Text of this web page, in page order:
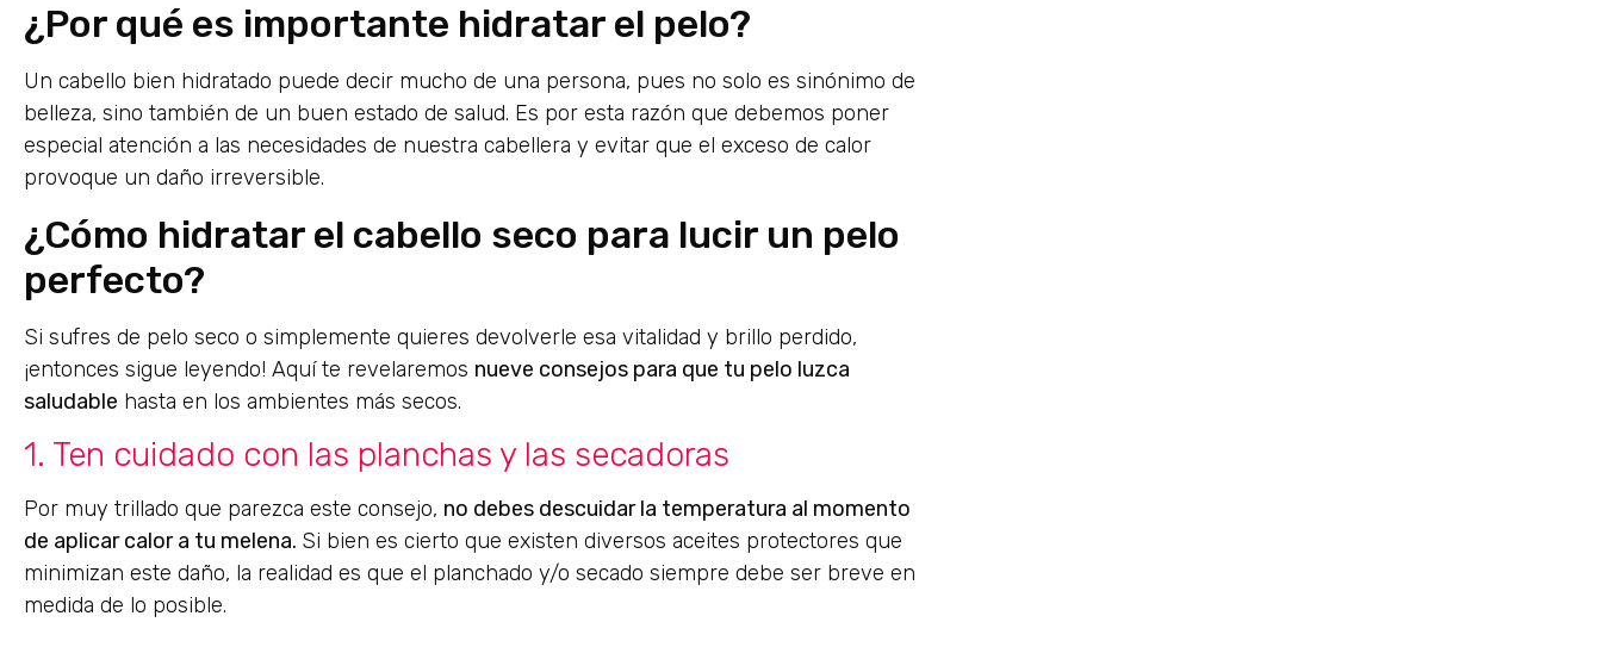
¿Por qué es importante hidratar el pelo?
Un cabello bien hidratado puede decir mucho de una persona, pues no solo es sinónimo de
belleza, sino también de un buen estado de salud. Es por esta razón que debemos poner
especial atención a las necesidades de nuestra cabellera y evitar que el exceso de calor
provoque un daño irreversible.
¿Cómo hidratar el cabello seco para lucir un pelo
perfecto?
Si sufres de pelo seco o simplemente quieres devolverle esa vitalidad y brillo perdido,
¡entonces sigue leyendo! Aquí te revelaremos nueve consejos para que tu pelo luzca
saludable hasta en los ambientes más secos.
1. Ten cuidado con las planchas y las secadoras
Por muy trillado que parezca este consejo, no debes descuidar la temperatura al momento
de aplicar calor a tu melena. Si bien es cierto que existen diversos aceites protectores que
minimizan este daño, la realidad es que el planchado y/o secado siempre debe ser breve en
medida de lo posible.